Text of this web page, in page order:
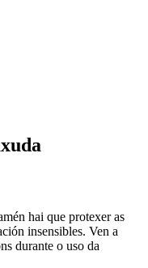
hai que protexer as
insensibles. Ven a
durante o uso da